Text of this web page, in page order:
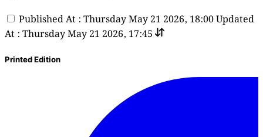
Published At : Thursday May 21 2026, 18:00Updated
At : Thursday May 21 2026, 17:45
Printed Edition